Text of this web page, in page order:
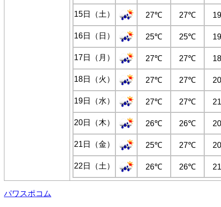
15日（土） 27℃ 27℃
16日（日） 25℃ 25℃
17日（月） 27℃ 27℃
18日（火） 27℃ 27℃
19日（水） 27℃ 27℃
20日（木） 26℃ 26℃
21日（金） 25℃ 27℃
22日（土） 26℃ 26℃
パワスポコム